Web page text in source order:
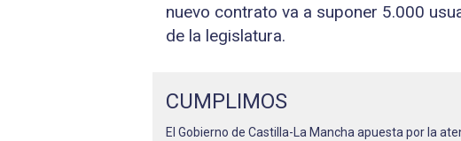
nuevo contrato va a suponer 5.000
de la legislatura.
CUMPLIMOS
El Gobierno de Castilla-La Mancha apuesta por la